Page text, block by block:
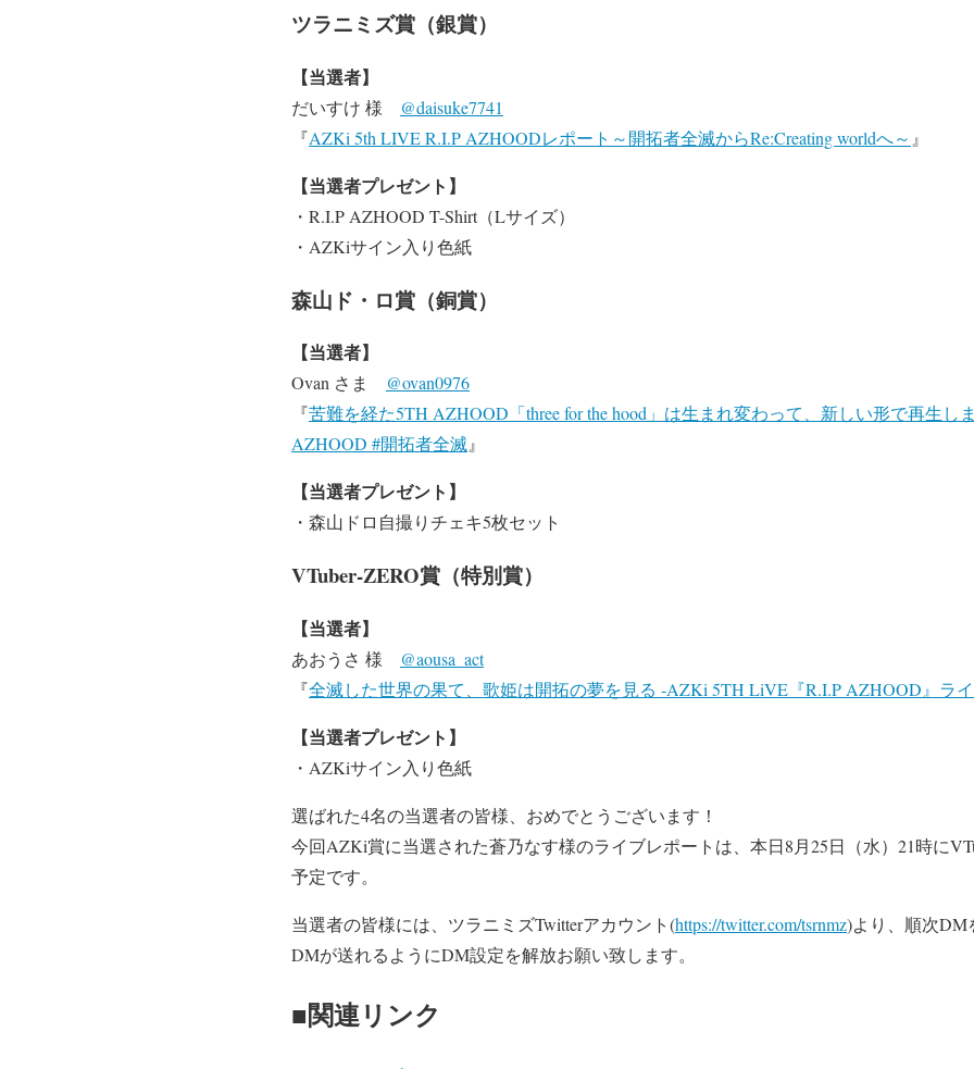
ツラニミズ賞（銀賞）
【当選者】
だいすけ 様 @daisuke7741
『AZKi 5th LIVE R.I.P AZHOODレポート～開拓者全滅からRe:Creating worldへ～ 』
【当選者プレゼント】
・R.I.P AZHOOD T-Shirt（Lサイズ）
・AZKiサイン入り色紙
森山ド・ロ賞（銅賞）
【当選者】
Ovan さま @ovan0976
『苦難を経た5TH AZHOOD「three for the hood」は生まれ変わって、新しい形で再生し
AZHOOD #開拓者全滅』
【当選者プレゼント】
・森山ドロ自撮りチェキ5枚セット
VTuber-ZERO賞（特別賞）
【当選者】
あおうさ 様 @aousa_act
『全滅した世界の果て、歌姫は開拓の夢を見る ‐AZKi 5TH LiVE『R.I.P AZHOOD』ラ
【当選者プレゼント】
・AZKiサイン入り色紙
選ばれた4名の当選者の皆様、おめでとうございます！
今回AZKi賞に当選された蒼乃なす様のライブレポートは、本日8月25日（水）21時に
予定です。
当選者の皆様には、ツラニミズTwitterアカウント(https://twitter.com/tsrnmz)より、順次DM
DMが送れるようにDM設定を解放お願い致します。
■関連リンク